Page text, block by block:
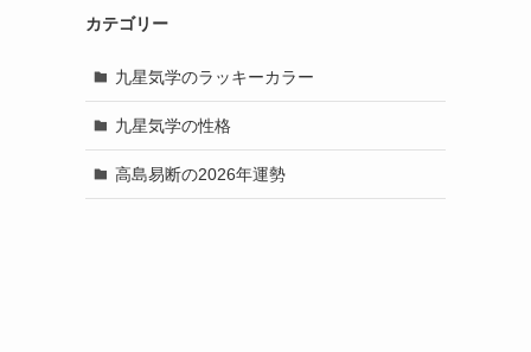
カテゴリー
九星気学のラッキーカラー
九星気学の性格
高島易断の2026年運勢